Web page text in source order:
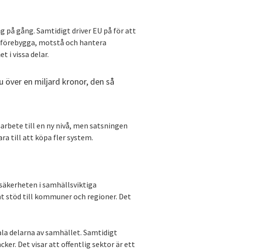
på gång. Samtidigt driver EU på för att
motstå och hantera
i vissa delar.
en miljard kronor, den så
till en ny nivå, men satsningen
till att köpa fler system.
i samhällsviktiga
stöd till kommuner och regioner. Det
delarna av samhället. Samtidigt
Det visar att offentlig sektor är ett